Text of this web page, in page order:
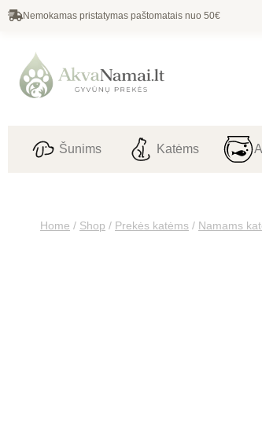
Nemokamas pristatymas paštomatais nuo 50€
Šunims Katėms
Home / Shop / Prekės katėms / Namams